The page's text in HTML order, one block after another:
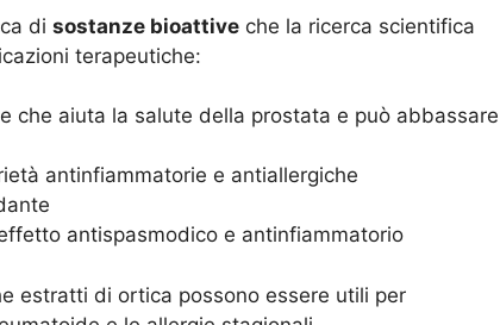
di sostanze bioattive che la ricerca scientifica
terapeutiche:
che aiuta la salute della prostata e può abbassare
antinfiammatorie e antiallergiche
antispasmodico e antinfiammatorio
estratti di ortica possono essere utili per